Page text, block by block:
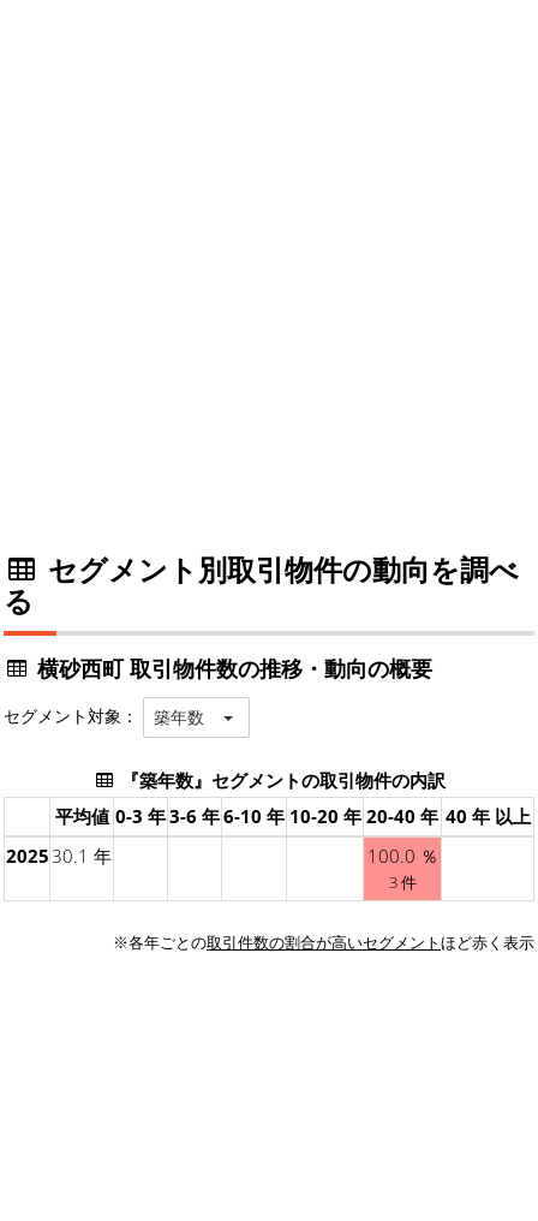
セグメント別取引物件の動向を調べ
る
横砂西町 取引物件数の推移・動向の概要
セグメント対象： 築年数
『築年数』セグメントの取引物件の内訳
平均値 0-3 年3-6 年6-10 年 10-20 年 20-40 年 40 年 以上
2025 30.1 年 100.0 ％
3 件
※各年ごとの取引件数の割合が高いセグメントほど赤く表示